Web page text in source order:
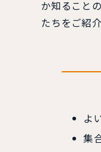
か知ること
たちをご紹
よ
集